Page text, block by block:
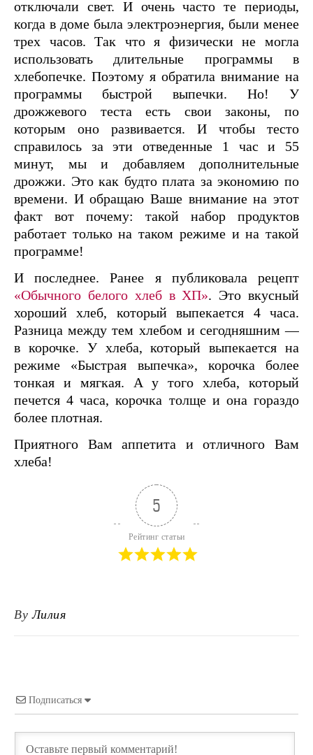
отключали свет. И очень часто те периоды,
когда в доме была электроэнергия, были менее
трех часов. Так что я физически не могла
использовать длительные программы в
хлебопечке. Поэтому я обратила внимание на
программы быстрой выпечки. Но! У
дрожжевого теста есть свои законы, по
которым оно развивается. И чтобы тесто
справилось за эти отведенные 1 час и 55
минут, мы и добавляем дополнительные
дрожжи. Это как будто плата за экономию по
времени. И обращаю Ваше внимание на этот
факт вот почему: такой набор продуктов
работает только на таком режиме и на такой
программе!
И последнее. Ранее я публиковала рецепт
«Обычного белого хлеб в ХП». Это вкусный
хороший хлеб, который выпекается 4 часа.
Разница между тем хлебом и сегодняшним —
в корочке. У хлеба, который выпекается на
режиме «Быстрая выпечка», корочка более
тонкая и мягкая. А у того хлеба, который
печется 4 часа, корочка толще и она гораздо
более плотная.
Приятного Вам аппетита и отличного Вам
хлеба!
5
Рейтинг статьи
ByЛилия
Подписаться